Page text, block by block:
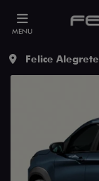
MENU
Felice Alegrete